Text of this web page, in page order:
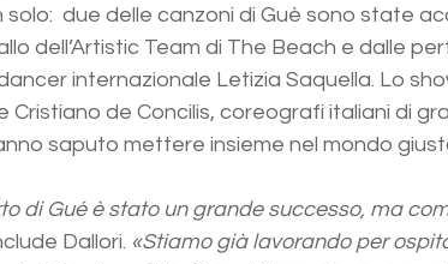
due delle canzoni di Guè sono state
dell’Artistic Team di The Beach e dalle
internazionale Letizia Saquella. Lo
Cristiano de Concilis, coreografi italiani di
saputo mettere insieme nel mondo
di Gué è stato un grande successo, ma
Dallori. «Stiamo già lavorando per